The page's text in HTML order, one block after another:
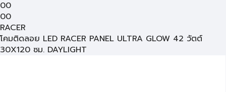
00
00
RACER
โคมติดลอย LED RACER PANEL ULTRA GLOW 42 วัตต์
30X120 ซม. DAYLIGHT